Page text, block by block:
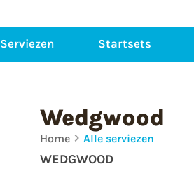
Serviezen Startsets
Wedgwood
Home Alle serviezen
WEDGWOOD